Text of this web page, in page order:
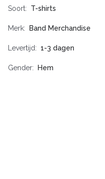
Soort T-shirts
Merk Band Merchandise
Levertijd 1-3 dagen
Gender Hem